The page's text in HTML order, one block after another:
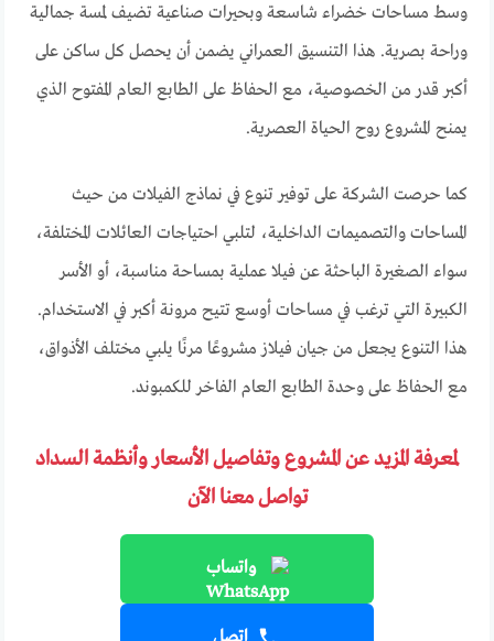
وسط مساحات خضراء شاسعة وبحيرات صناعية تضيف لمسة جمالية
وراحة بصرية. هذا التنسيق العمراني يضمن أن يحصل كل ساكن على
أكبر قدر من الخصوصية، مع الحفاظ على الطابع العام المفتوح الذي
يمنح المشروع روح الحياة العصرية.
كما حرصت الشركة على توفير تنوع في نماذج الفيلات من حيث
المساحات والتصميمات الداخلية، لتلبي احتياجات العائلات المختلفة،
سواء الصغيرة الباحثة عن فيلا عملية بمساحة مناسبة، أو الأسر
الكبيرة التي ترغب في مساحات أوسع تتيح مرونة أكبر في الاستخدام.
هذا التنوع يجعل من جيان فيلاز مشروعًا مرنًا يلبي مختلف الأذواق،
مع الحفاظ على وحدة الطابع العام الفاخر للكمبوند.
لمعرفة المزيد عن المشروع وتفاصيل الأسعار وأنظمة السداد
تواصل معنا الآن
واتساب